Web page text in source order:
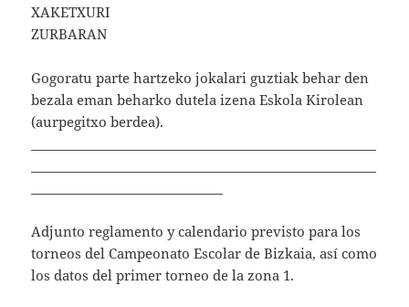
XAKETXURI
ZURBARAN
Gogoratu parte hartzeko jokalari guztiak behar den
bezala eman beharko dutela izena Eskola Kirolean
(aurpegitxo berdea).
Adjunto reglamento y calendario previsto para los
torneos del Campeonato Escolar de Bizkaia, así como
los datos del primer torneo de la zona 1.